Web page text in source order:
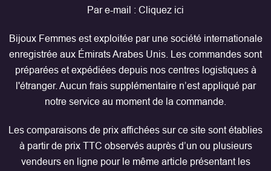
Par e-mail : Cliquez ici
Bijoux Femmes est exploitée par une société internationale
enregistrée aux Émirats Arabes Unis. Les commandes sont
préparées et expédiées depuis nos centres logistiques à
l'étranger. Aucun frais supplémentaire n’est appliqué par
notre service au moment de la commande.
Les comparaisons de prix affichées sur ce site sont établies
à partir de prix TTC observés auprès d’un ou plusieurs
vendeurs en ligne pour le même article présentant les